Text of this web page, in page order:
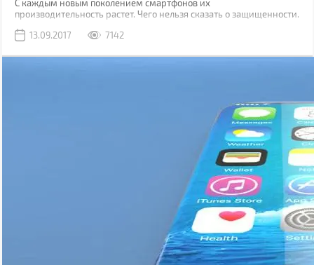
С каждым новым поколением смартфонов их
производительность растет. Чего нельзя сказать о защищенности.
водонепроницаемость, но все также уязвимы к механическим
13.09.2017 7142